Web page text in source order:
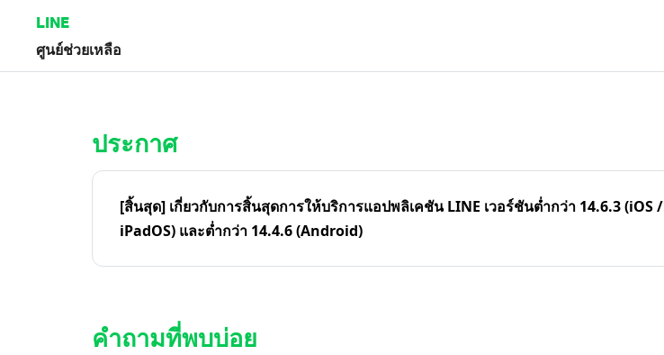
LINE
ศูนย์ช่วยเหลือ
ประกาศ
[สิ้นสุด] เกี่ยวกับการสิ้นสุดการให้บริการแอปพลิเคชัน LINE เวอร์ชันต่ำกว่า 14.6.3 (iOS /
iPadOS) และต่ำกว่า 14.4.6 (Android)
คำถามที่พบบ่อย